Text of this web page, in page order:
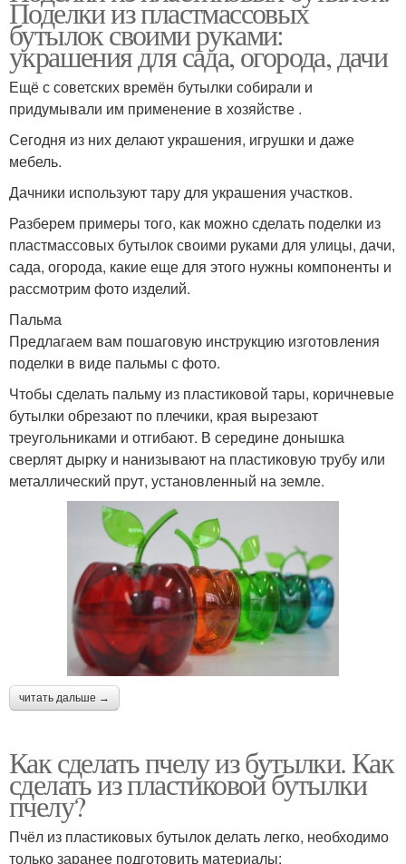
Поделки из пластмассовых
бутылок своими руками:
украшения для сада, огорода, дачи
Ещё с советских времён бутылки собирали и
придумывали им применение в хозяйстве .
Сегодня из них делают украшения, игрушки и даже
мебель.
Дачники используют тару для украшения участков.
Разберем примеры того, как можно сделать поделки из
пластмассовых бутылок своими руками для улицы, дачи,
сада, огорода, какие еще для этого нужны компоненты и
рассмотрим фото изделий.
Пальма
Предлагаем вам пошаговую инструкцию изготовления
поделки в виде пальмы с фото.
Чтобы сделать пальму из пластиковой тары, коричневые
бутылки обрезают по плечики, края вырезают
треугольниками и отгибают. В середине донышка
сверлят дырку и нанизывают на пластиковую трубу или
металлический прут, установленный на земле.
читать дальше →
Как сделать пчелу из бутылки. Как
сделать из пластиковой бутылки
пчелу?
Пчёл из пластиковых бутылок делать легко, необходимо
только заранее подготовить материалы: